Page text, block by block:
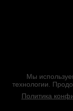
Мы
технологии.
Политика